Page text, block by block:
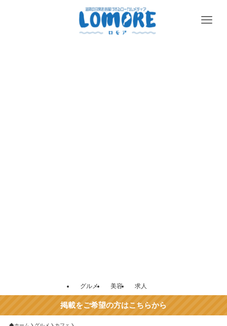
グルメ 美容 求人
掲載をご希望の方はこちらから